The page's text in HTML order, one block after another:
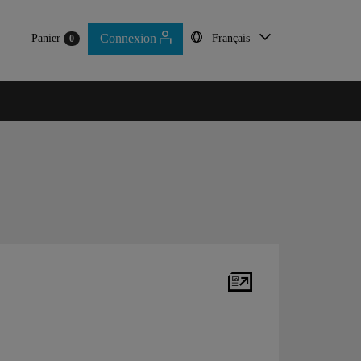
Panier 0 Connexion Français